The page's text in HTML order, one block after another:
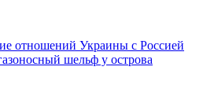
отношений Украины с Россией
шельф у острова